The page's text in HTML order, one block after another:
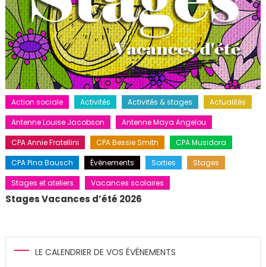
Action sociale Activités Activités & stages
Actualités
Antenne Louise Jacobson
Antenne Maya Angelou
CPA Annie Fratellini
CPA Bessie Smith
CPA Musidora
CPA Pina Bausch
Événements Sorties
Stages
Stages et ateliers
Vacances scolaires
Stages Vacances d’été 2026
LE CALENDRIER DE VOS ÉVÉNEMENTS